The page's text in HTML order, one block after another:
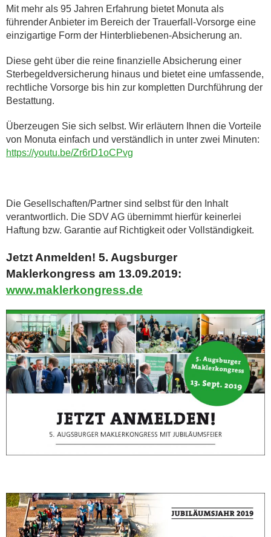
Mit mehr als 95 Jahren Erfahrung bietet Monuta als
führender Anbieter im Bereich der Trauerfall-Vorsorge eine
einzigartige Form der Hinterbliebenen-Absicherung an.
Diese geht über die reine finanzielle Absicherung einer
Sterbegeldversicherung hinaus und bietet eine umfassende,
rechtliche Vorsorge bis hin zur kompletten Durchführung der
Bestattung.
Überzeugen Sie sich selbst. Wir erläutern Ihnen die Vorteile
von Monuta einfach und verständlich in unter zwei Minuten:
https://youtu.be/Zr6rD1oCPvg
Die Gesellschaften/Partner sind selbst für den Inhalt
verantwortlich. Die SDV AG übernimmt hierfür keinerlei
Haftung bzw. Garantie auf Richtigkeit oder Vollständigkeit.
Jetzt Anmelden! 5. Augsburger
Maklerkongress am 13.09.2019:
www.maklerkongress.de